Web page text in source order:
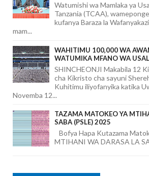
Watumishi wa Mamlaka ya
Tanzania (TCAA),
kufanya Baraza la
mam...
WAHITIMU 100,000 WA
WATUMIKA MFANO WA
SHINCHEONJI Makabila 12
cha Kikristo cha sayuni
Kuhitimu iliyofanyika katika
Novemba 12...
TAZAMA MATOKEO YA
SABA (PSLE) 2025
Bofya Hapa Kutazama
MTIHANI WA DARASA LA